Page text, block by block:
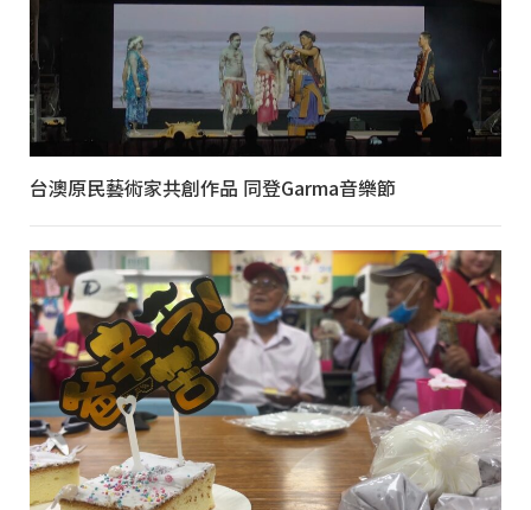
台澳原民藝術家共創作品 同登Garma音樂節